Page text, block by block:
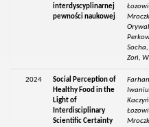
interdyscyplinarnej
pewności naukowej
Zoń,
2024
Social Perception of
Healthy Food in the
Light of
Interdisciplinary
Scientific Certainty